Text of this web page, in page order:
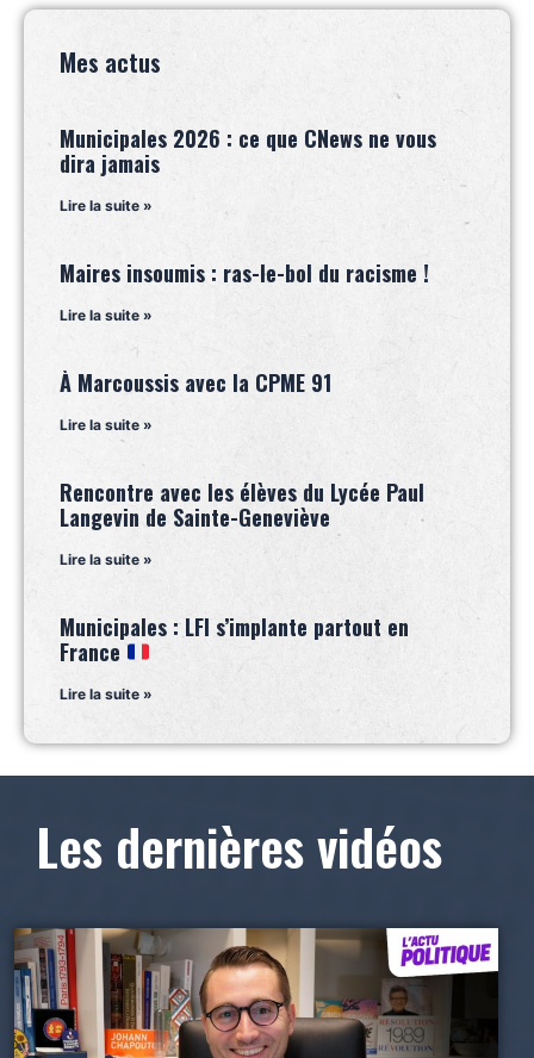
Mes actus
Municipales 2026 : ce que CNews ne vous
dira jamais
Lire la suite »
Maires insoumis : ras-le-bol du racisme !
Lire la suite »
À Marcoussis avec la CPME 91
Lire la suite »
Rencontre avec les élèves du Lycée Paul
Langevin de Sainte-Geneviève
Lire la suite »
Municipales : LFI s’implante partout en
France
Lire la suite »
Les dernières vidéos